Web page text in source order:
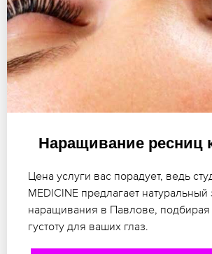
Наращивание ресниц
Цена услуги вас порадует, ведь
MEDICINE предлагает
наращивания в Павлове,
густоту для ваших глаз.